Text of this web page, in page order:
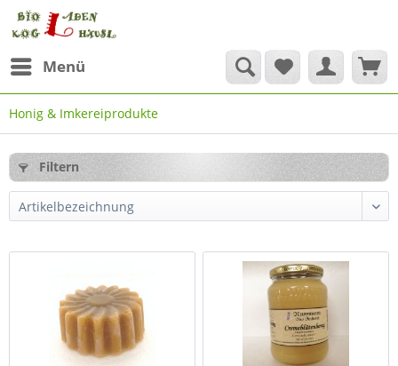
Menü
Honig & Imkereiprodukte
Filtern